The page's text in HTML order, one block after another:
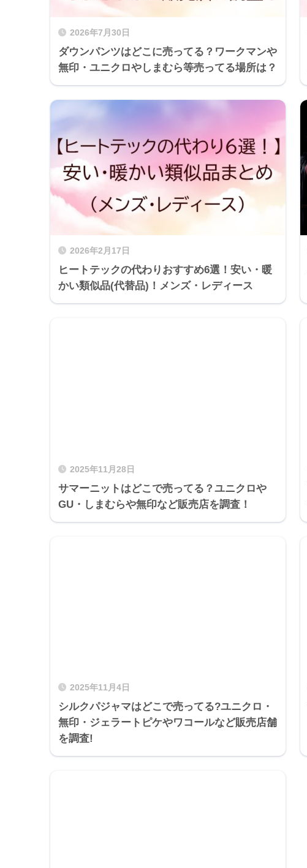
2026年7月30日
ダウンパンツはどこに売ってる？ワークマンや
無印・ユニクロやしまむら等売ってる場所は？
2026年2月17日
ヒートテックの代わりおすすめ6選！安い・暖
かい類似品(代替品)！メンズ・レディース
2025年11月28日
サマーニットはどこで売ってる？ユニクロや
GU・しまむらや無印など販売店を調査！
2025年11月4日
シルクパジャマはどこで売ってる?ユニクロ・
無印・ジェラートピケやワコールなど販売店舗
を調査!